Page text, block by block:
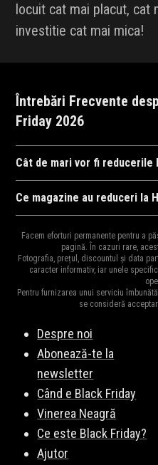
locuit cat mai placut, cat
investitie cat mai mica!
Întrebări Frecvente
Friday 2026
Cât de mari vor fi reducerile
După cum ne-am obișnuit în
pot ajunge și la 95% și cu
din an și e perioada ideală
Craciun,Moș Nicolae sau zile
Ce magazine au reduceri la
pentru destocaj, de aceea și
Principalele magazine cu
evoMAG ,SHEIN, și
Facem eforturi permanente pentru a
pagină. În cazuri rare,
Fotografia, prețul, discountul și data
caracter informativ, iar unele
Pentru furnizarea unui serviciu
se consideră
Despre noi
Abonează-te la
newsletter
Când e Black Friday
Vinerea Neagră
Ce este Black Friday?
Ajutor